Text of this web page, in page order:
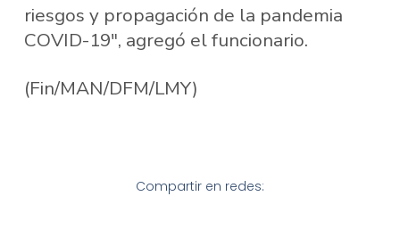
riesgos y propagación de la pandemia
COVID-19″, agregó el funcionario.
(Fin/MAN/DFM/LMY)
Compartir en redes: